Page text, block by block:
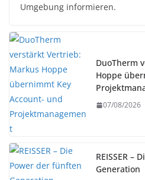
Umgebung informieren.
DuoTherm
Hoppe
07/08/2026
REISSER –
Generation